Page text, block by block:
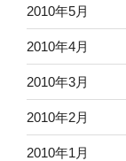
2010年5月
2010年4月
2010年3月
2010年2月
2010年1月